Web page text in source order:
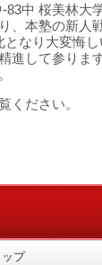
83中 桜美林大
、本塾の新人
となり大変悔
進して参りま
ください。
プ